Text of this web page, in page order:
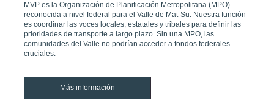
MVP es la Organización de Planificación Metropolitana (MPO)
reconocida a nivel federal para el Valle de Mat-Su. Nuestra función
es coordinar las voces locales, estatales y tribales para definir las
prioridades de transporte a largo plazo. Sin una MPO, las
comunidades del Valle no podrían acceder a fondos federales
cruciales.
Más información